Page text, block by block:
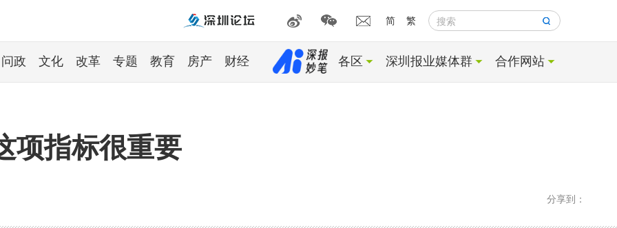
简 繁 搜索
问政 文化 改革 专题 教育 房产 财经 各区 深圳报业媒体群 合作网站
项指标很重要
分享到：